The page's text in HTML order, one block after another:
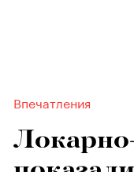
Впечатления